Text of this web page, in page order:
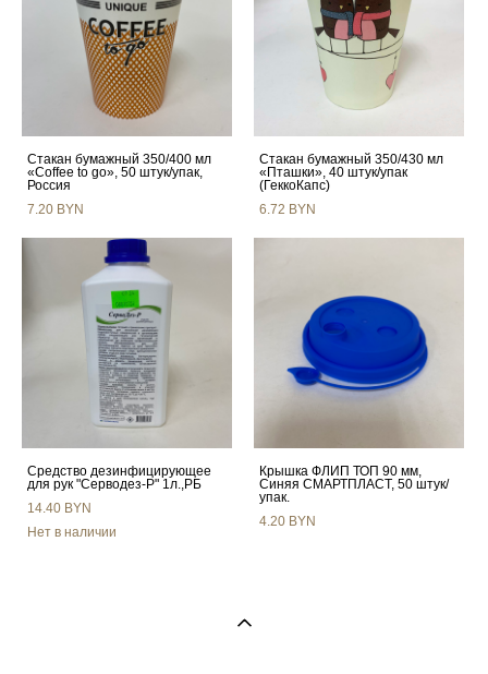
Стакан бумажный 350/400 мл
«Coffee to go», 50 штук/упак,
Россия
7.20 BYN
Стакан бумажный 350/430 мл
«Пташки», 40 штук/упак
(ГеккоКапс)
6.72 BYN
Средство дезинфицирующее
для рук "Серводез-Р" 1л.,РБ
14.40 BYN
Нет в наличии
Крышка ФЛИП ТОП 90 мм,
Синяя СМАРТПЛАСТ, 50 штук/
упак.
4.20 BYN